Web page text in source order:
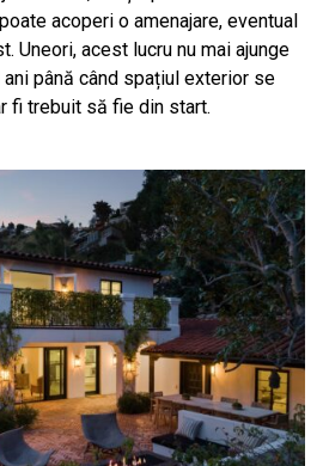
acoperi o amenajare, eventual
Uneori, acest lucru nu mai ajunge
până când spațiul exterior se
fi trebuit să fie din start.